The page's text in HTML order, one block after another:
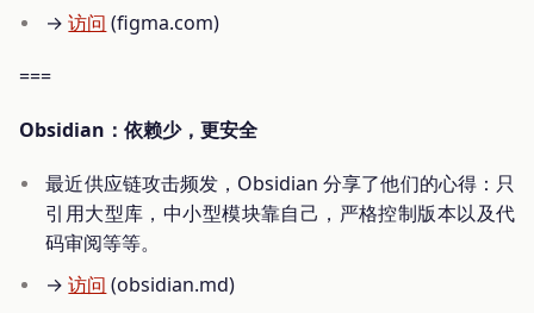
→访问 (figma.com)
===
Obsidian：依赖少，更安全
最近供应链攻击频发，Obsidian 分享了他们的心得：只
引用大型库，中小型模块靠自己，严格控制版本以及代
码审阅等等。
→访问 (obsidian.md)